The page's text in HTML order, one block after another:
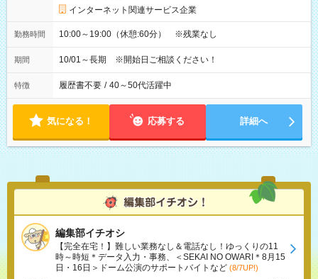
インターネット関連サービス企業
勤務時間 10:00～19:00（休憩:60分） ※残業なし
期間 10/01～長期 ※開始日ご相談ください！
特徴 履歴書不要 / 40～50代活躍中
気になる！ 応募する 詳細へ
編集部イチオシ
【完全在宅！】難しい業務なし＆電話なし！ゆっくりの11
時～時短＊データ入力・事務、＜SEKAI NO OWARI＊8月15
日・16日＞ドーム公演のサポートバイトなど (8/7UP!)